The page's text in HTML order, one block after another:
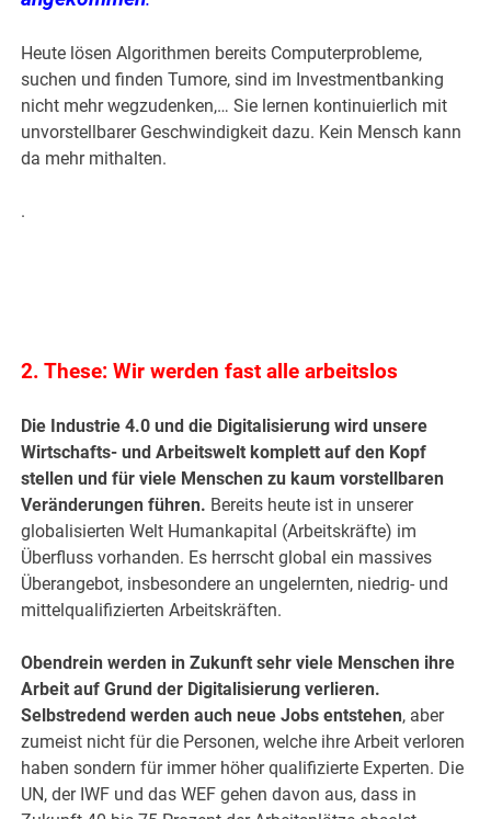
Heute lösen Algorithmen bereits Computerprobleme,
suchen und finden Tumore, sind im Investmentbanking
nicht mehr wegzudenken,… Sie lernen kontinuierlich mit
unvorstellbarer Geschwindigkeit dazu. Kein Mensch kann
da mehr mithalten.
.
2. These: Wir werden fast alle arbeitslos
Die Industrie 4.0 und die Digitalisierung wird unsere
Wirtschafts- und Arbeitswelt komplett auf den Kopf
stellen und für viele Menschen zu kaum vorstellbaren
Veränderungen führen. Bereits heute ist in unserer
globalisierten Welt Humankapital (Arbeitskräfte) im
Überfluss vorhanden. Es herrscht global ein massives
Überangebot, insbesondere an ungelernten, niedrig- und
mittelqualifizierten Arbeitskräften.
Obendrein werden in Zukunft sehr viele Menschen ihre
Arbeit auf Grund der Digitalisierung verlieren.
Selbstredend werden auch neue Jobs entstehen, aber
zumeist nicht für die Personen, welche ihre Arbeit verloren
haben sondern für immer höher qualifizierte Experten. Die
UN, der IWF und das WEF gehen davon aus, dass in